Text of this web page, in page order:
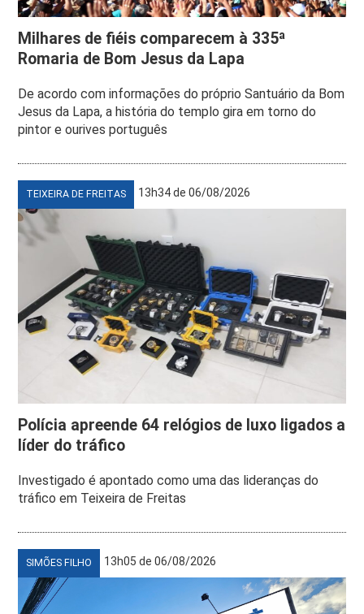
Milhares de fiéis comparecem à 335ª
Romaria de Bom Jesus da Lapa
De acordo com informações do próprio Santuário da Bom
Jesus da Lapa, a história do templo gira em torno do
pintor e ourives português
TEIXEIRA DE FREITAS 13h34 de 06/08/2026
Polícia apreende 64 relógios de luxo ligados a
líder do tráfico
Investigado é apontado como uma das lideranças do
tráfico em Teixeira de Freitas
SIMÕES FILHO 13h05 de 06/08/2026